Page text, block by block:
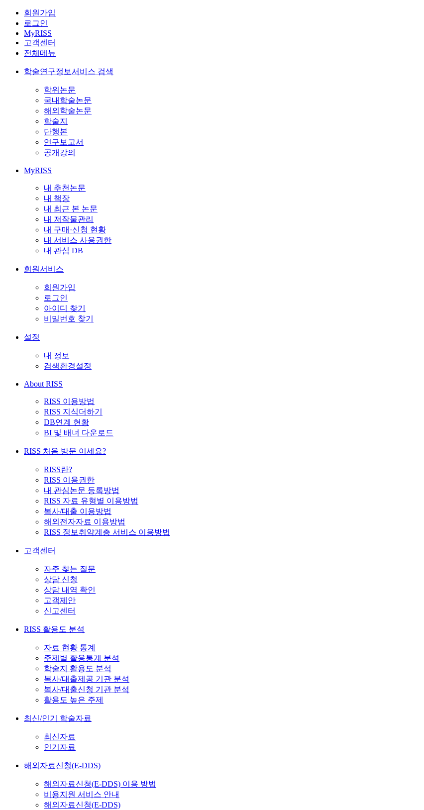
회원가입
로그인
MyRISS
고객센터
전체메뉴
학술연구정보서비스 검색
학위논문
국내학술논문
해외학술논문
학술지
단행본
연구보고서
공개강의
MyRISS
내 추천논문
내 책장
내 최근 본 논문
내 저작물관리
내 구매·신청 현황
내 서비스 사용권한
내 관심 DB
회원서비스
회원가입
로그인
아이디 찾기
비밀번호 찾기
설정
내 정보
검색환경설정
About RISS
RISS 이용방법
RISS 지식더하기
DB연계 현황
BI 및 배너 다운로드
RISS 처음 방문 이세요?
RISS란?
RISS 이용권한
내 관심논문 등록방법
RISS 자료 유형별 이용방법
복사/대출 이용방법
해외전자자료 이용방법
RISS 정보취약계층 서비스 이용방법
고객센터
자주 찾는 질문
상담 신청
상담 내역 확인
고객제안
신고센터
RISS 활용도 분석
자료 현황 통계
주제별 활용통계 분석
학술지 활용도 분석
복사/대출제공 기관 분석
복사/대출신청 기관 분석
활용도 높은 주제
최신/인기 학술자료
최신자료
인기자료
해외자료신청(E-DDS)
해외자료신청(E-DDS) 이용 방법
비용지원 서비스 안내
해외자료신청(E-DDS)